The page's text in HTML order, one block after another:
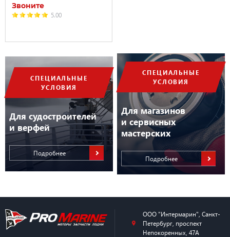
СПЕЦИАЛЬНЫЕ
УСЛОВИЯ
Для судостроителей
и верфей
Подробнее
СПЕЦИАЛЬНЫЕ
УСЛОВИЯ
Для магазинов
и сервисных
мастерских
Подробнее
Звоните
5.00
ООО "Интермарин" Санкт-
Петербург, проспект
Непокоренных, 47А